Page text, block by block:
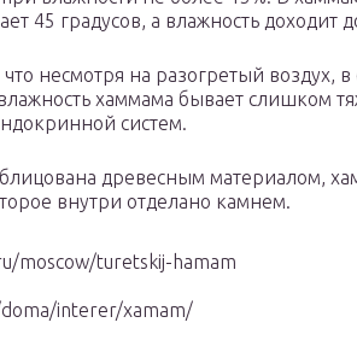
45 градусов, а влажность доходит
несмотря на разогретый воздух, в
хаммама бывает слишком
систем.
древесным материалом,
внутри отделано камнем.
moscow/turetskij-hamam
interer/xamam/